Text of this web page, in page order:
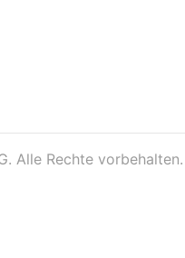
Alle Rechte vorbehalten.